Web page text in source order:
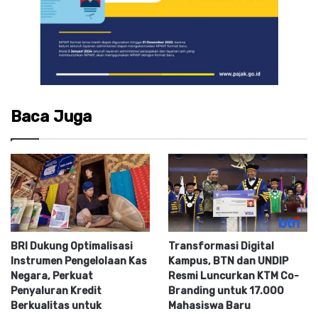
Baca Juga
BRI Dukung Optimalisasi
Instrumen Pengelolaan Kas
Negara, Perkuat
Penyaluran Kredit
Berkualitas untuk
Transformasi Digital
Kampus, BTN dan UNDIP
Resmi Luncurkan KTM Co-
Branding untuk 17.000
Mahasiswa Baru